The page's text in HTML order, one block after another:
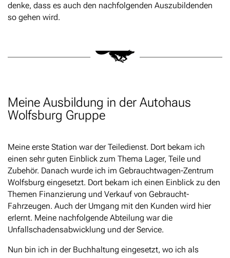
denke, dass es auch den nachfolgenden Auszubildenden
so gehen wird.
Meine Ausbildung in der Autohaus
Wolfsburg Gruppe
Meine erste Station war der Teiledienst. Dort bekam ich
einen sehr guten Einblick zum Thema Lager, Teile und
Zubehör. Danach wurde ich im Gebrauchtwagen-Zentrum
Wolfsburg eingesetzt. Dort bekam ich einen Einblick zu den
Themen Finanzierung und Verkauf von Gebraucht-
Fahrzeugen. Auch der Umgang mit den Kunden wird hier
erlernt. Meine nachfolgende Abteilung war die
Unfallschadensabwicklung und der Service.
Nun bin ich in der Buchhaltung eingesetzt, wo ich als